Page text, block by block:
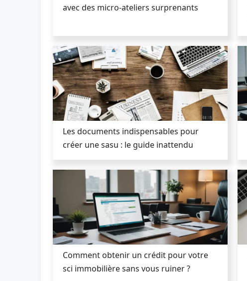
avec des micro-ateliers surprenants
Les documents indispensables pour
créer une sasu : le guide inattendu
Comment obtenir un crédit pour votre
sci immobilière sans vous ruiner ?